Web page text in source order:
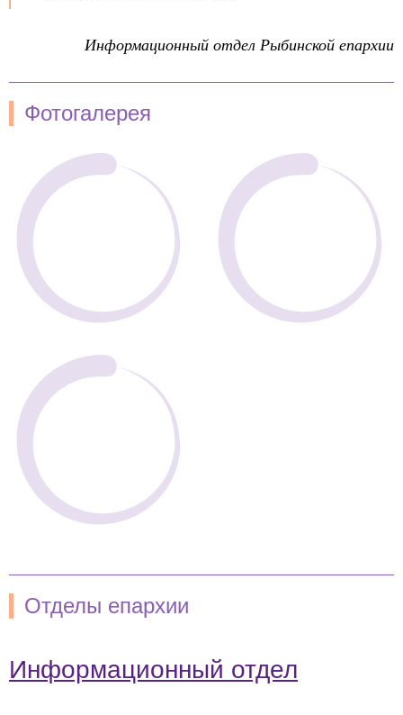
Информационный отдел Рыбинской епархии
Фотогалерея
Отделы епархии
Информационный отдел